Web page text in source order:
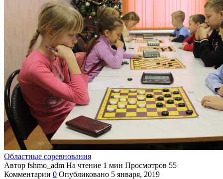
Областные соревнования
Автор fshmo_adm На чтение 1 мин Просмотров 55
Комментарии 0 Опубликовано 5 января, 2019